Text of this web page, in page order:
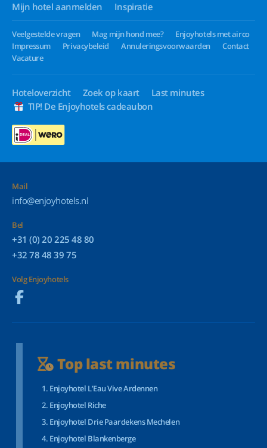
Mijn hotel aanmelden
Inspiratie
Veelgestelde vragen Mag mijn hond mee?
Enjoyhotels met airco
Impressum
Privacybeleid Annuleringsvoorwaarden
Contact
Vacature
Hoteloverzicht Zoek op kaart
Last minutes
TIP! De Enjoyhotels cadeaubon
Mail
info@enjoyhotels.nl
Bel
+31 (0) 20 225 48 80
+32 78 48 39 75
Volg Enjoyhotels
Top last minutes
Enjoyhotel L’Eau Vive Ardennen
Enjoyhotel Riche
Enjoyhotel Drie Paardekens Mechelen
Enjoyhotel Blankenberge